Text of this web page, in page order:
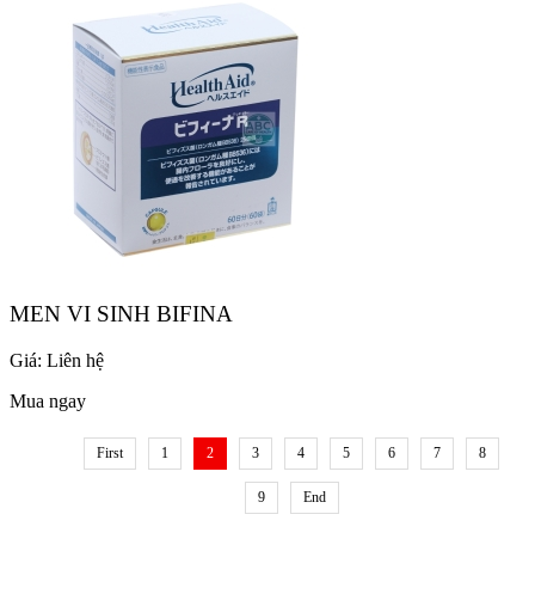
MEN VI SINH BIFINA
Giá: Liên hệ
Mua ngay
First 1 2 3 4 5 6 7 8
9 End